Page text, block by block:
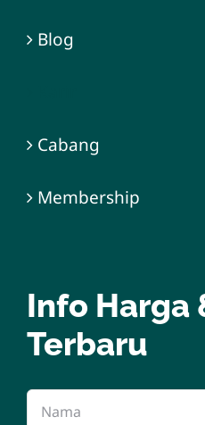
Blog
Cabang
Membership
Info Harga
Terbaru